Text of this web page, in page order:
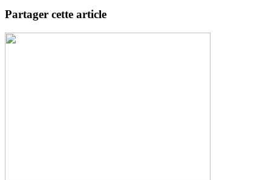
Partager cette article